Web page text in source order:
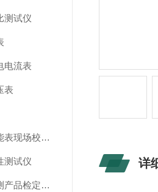
测试仪
电流表
表
三相多功能电能表现场校验仪
测试仪
多功能三相电测产品检定装置
详